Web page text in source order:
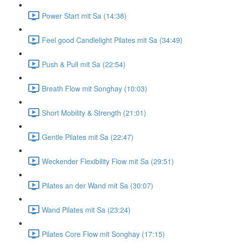
Power Start mit Sa (14:38)
Feel good Candlelight Pilates mit Sa (34:49)
Push & Pull mit Sa (22:54)
Breath Flow mit Songhay (10:03)
Short Mobility & Strength (21:01)
Gentle Pilates mit Sa (22:47)
Weckender Flexibility Flow mit Sa (29:51)
Pilates an der Wand mit Sa (30:07)
Wand Pilates mit Sa (23:24)
Pilates Core Flow mit Songhay (17:15)